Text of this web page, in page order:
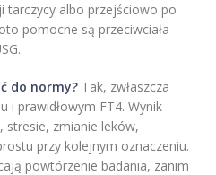
tarczycy albo przejściowo po
pomocne są przeciwciała
do normy? Tak, zwłaszcza
i prawidłowym FT4. Wynik
stresie, zmianie leków,
przy kolejnym oznaczeniu.
powtórzenie badania, zanim